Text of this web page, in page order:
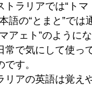
トラリアでは“トマ
語の“とまと”では
アェト”のようにな
常で気にして使っ
す。
リアの英語は覚え